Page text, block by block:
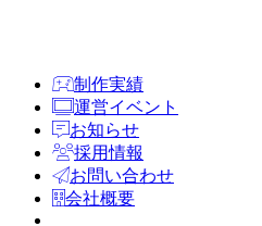
制作実績
運営イベント
お知らせ
採用情報
お問い合わせ
会社概要